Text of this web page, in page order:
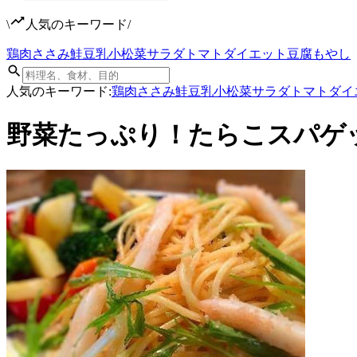
\ 人気のキーワード/
鶏肉ささみ鮭豆乳小松菜サラダトマト ダイエット 豆腐もやし
人気のキーワード:鶏肉ささみ鮭豆乳小松菜サラダトマト ダイ
野菜たっぷり！たらこスパゲ